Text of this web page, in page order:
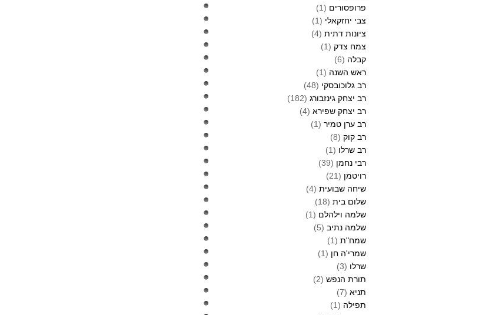
פרופסורים (1)
צבי יחזקאלי (1)
ציונות דתית (4)
צמח צדק (1)
קבלה (6)
ראש השנה (1)
רב גלוכובסקי (48)
רב יצחק גינזבורג (182)
רב יצחק שפירא (4)
רב ערן טמיר (1)
רב קוק (8)
רב שרלו (1)
רבי נחמן (39)
רויטמן (21)
שיחה שבועית (4)
שלום בית (18)
שלמה וילהלם (1)
שלמה נתיב (5)
שמח"ת (1)
שמרי'ה חן (1)
שרלו (3)
תורת הנפש (2)
תניא (7)
תפילה (1)